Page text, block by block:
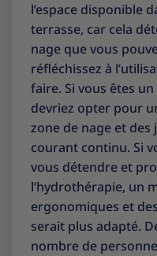
l’espace disponible
terrasse, car cela
nage que vous
réfléchissez à
faire. Si vous êtes
devriez opter pour
zone de nage et
courant continu. Si
vous détendre et
l’hydrothérapie, un
ergonomiques et
serait plus adapté.
nombre de